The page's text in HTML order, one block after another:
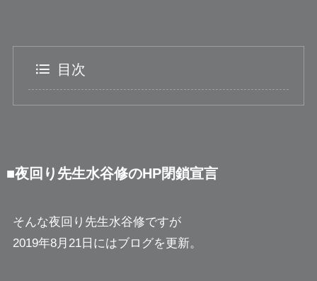
目次
■夜回り先生水谷修のHP閉鎖宣言
そんな夜回り先生水谷修ですが
2019年8月21日にはブログを更新。